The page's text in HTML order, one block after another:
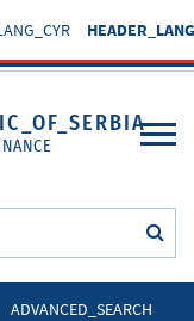
ADVANCED_SEARCH